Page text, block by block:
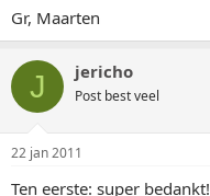
Gr, Maarten
J jericho
Post best veel
22 jan 2011
Ten eerste: super bedankt!